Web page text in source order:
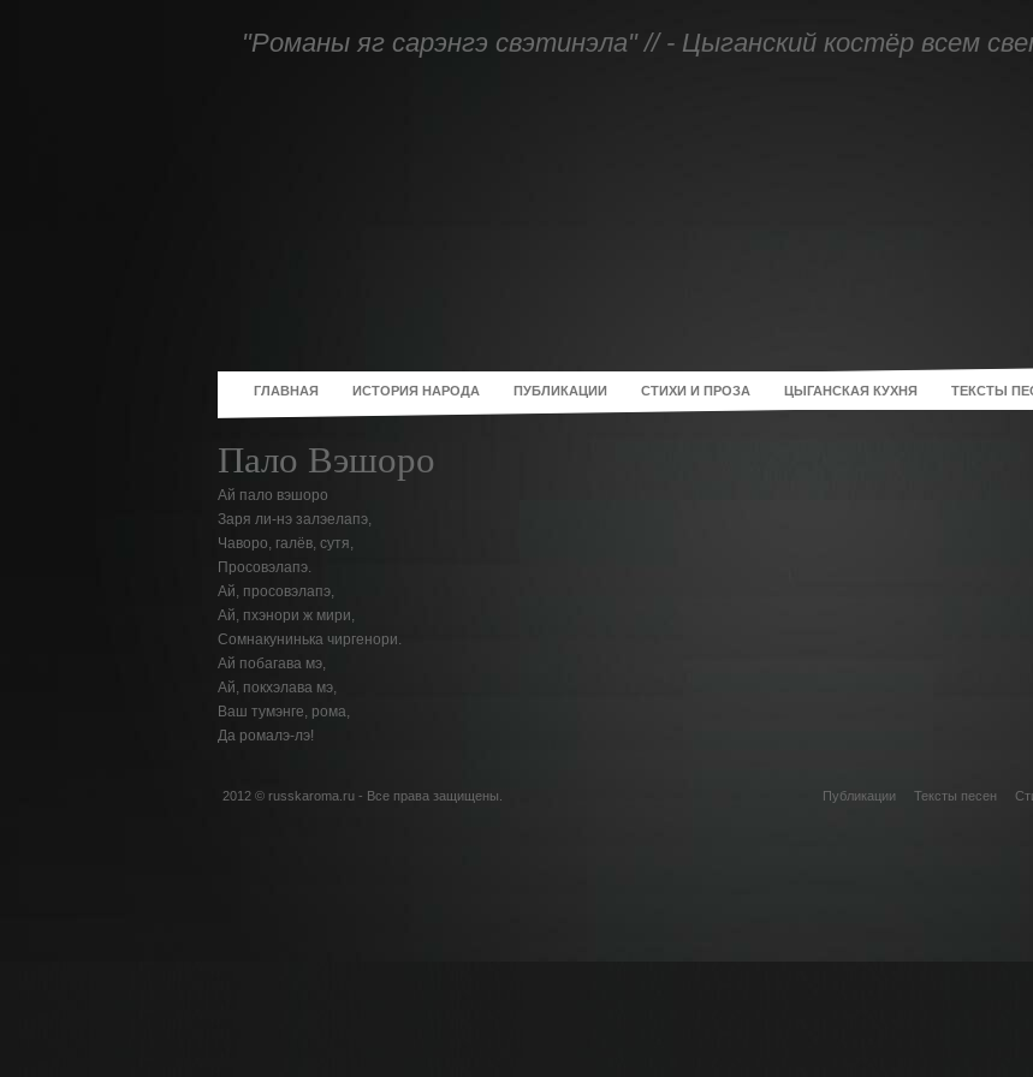
"Романы яг сарэнгэ свэтинэла" // - Цыганский костёр всем
ГЛАВНАЯ ИСТОРИЯ НАРОДА ПУБЛИКАЦИИ СТИХИ И ПРОЗА ЦЫГАНСКАЯ КУХНЯ ТЕКСТЫ
Пало Вэшоро
Ай пало вэшоро
Заря ли-нэ залэелапэ,
Чаворо, галёв, сутя,
Просовэлапэ.
Ай, просовэлапэ,
Ай, пхэнори ж мири,
Сомнакунинька чиргенори.
Ай побагава мэ,
Ай, покхэлава мэ,
Ваш тумэнге, рома,
Да ромалэ-лэ!
2012 © russkaroma.ru - Все права защищены. Публикации Тексты песен